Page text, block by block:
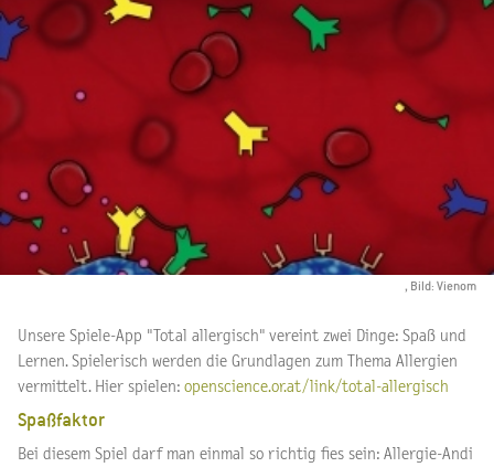
, Bild: Vienom
Unsere Spiele-App "Total allergisch" vereint zwei Dinge: Spaß und
Lernen. Spielerisch werden die Grundlagen zum Thema Allergien
vermittelt. Hier spielen: openscience.or.at/link/total-allergisch
Spaßfaktor
Bei diesem Spiel darf man einmal so richtig fies sein: Allergie-Andi